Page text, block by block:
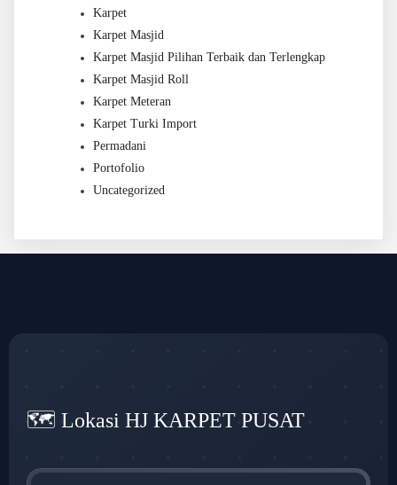
Karpet
Karpet Masjid
Karpet Masjid Pilihan Terbaik dan Terlengkap
Karpet Masjid Roll
Karpet Meteran
Karpet Turki Import
Permadani
Portofolio
Uncategorized
🗺️ Lokasi HJ KARPET PUSAT